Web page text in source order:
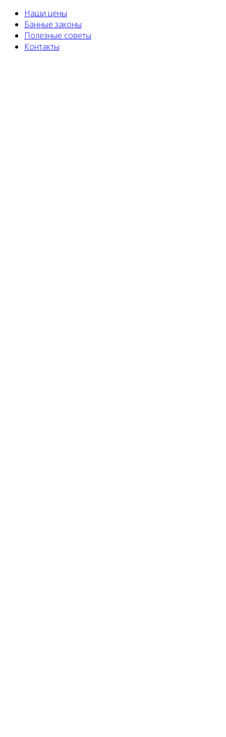
Наши цены
Банные законы
Полезные советы
Контакты